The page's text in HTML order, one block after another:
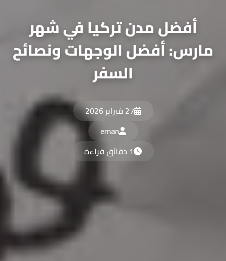
أفضل مدن تركيا في شهر
مارس: أفضل الوجهات ونصائح
السفر
27 فبراير 2026
eman
1 دقائق قراءة